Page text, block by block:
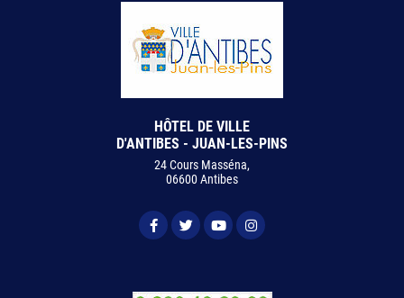
HÔTEL DE VILLE
D'ANTIBES - JUAN-LES-PINS
24 Cours Masséna,
06600 Antibes